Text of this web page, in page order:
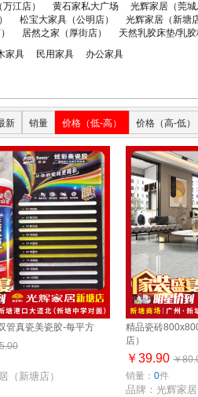
江店） 黄石家私大广场 光辉家居（莞城
松宝大家具（公明店） 光辉家居（新塘店
居然之家（厚街店） 天然乳胶床垫/乳
家具 民用家具
办公家具
新 销量 价格（低-高） 价格（高-低）
管真瓷美瓷胶-每平方
（新塘店）
精品瓷砖
店）
￥39.90 ￥
销量： 0件
品牌：光辉家居